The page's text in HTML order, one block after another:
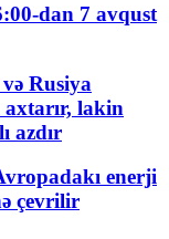
dan 7 avqust
Rusiya
axtarır, lakin
azdır
enerji
çevrilir